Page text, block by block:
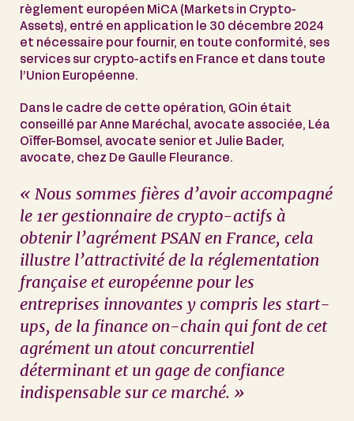
règlement européen MiCA (Markets in Crypto-
Assets), entré en application le 30 décembre 2024
et nécessaire pour fournir, en toute conformité, ses
services sur crypto-actifs en France et dans toute
l’Union Européenne.
Dans le cadre de cette opération, GOin était
conseillé par Anne Maréchal, avocate associée, Léa
Oïffer-Bomsel, avocate senior et Julie Bader,
avocate, chez De Gaulle Fleurance.
« Nous sommes fières d’avoir accompagné
le 1er gestionnaire de crypto-actifs à
obtenir l’agrément PSAN en France, cela
illustre l’attractivité de la réglementation
française et européenne pour les
entreprises innovantes y compris les start-
ups, de la finance on-chain qui font de cet
agrément un atout concurrentiel
déterminant et un gage de confiance
indispensable sur ce marché. »